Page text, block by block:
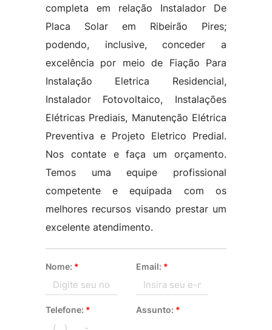
completa em relação Instalador De
Placa Solar em Ribeirão Pires;
podendo, inclusive, conceder a
excelência por meio de Fiação Para
Instalação Eletrica Residencial,
Instalador Fotovoltaico, Instalações
Elétricas Prediais, Manutenção Elétrica
Preventiva e Projeto Eletrico Predial.
Nos contate e faça um orçamento.
Temos uma equipe profissional
competente e equipada com os
melhores recursos visando prestar um
excelente atendimento.
Nome: * Email: *
Telefone: * Assunto: *